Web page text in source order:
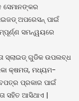
ସେମାନଙ୍କର
ଅପରେସନ୍ ପାଇଁ
ସମନ୍ୱୟରେ
ସ୍ଲାଇଡ୍ ଗୁଡିକ ଉପଲବ୍ଧ
କ୍ଷମତା, ମଧ୍ୟମ-
ପ୍ରକାର ପାଇଁ
ସହିତ ଆସିଥାଏ |